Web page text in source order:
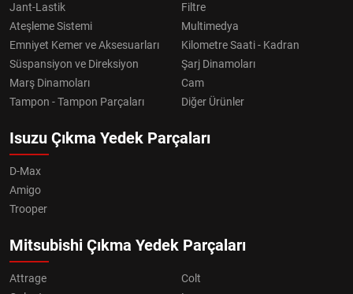
Jant-Lastik
Filtre
Ateşleme Sistemi
Multimedya
Emniyet Kemer ve Aksesuarları
Kilometre Saati - Kadran
Süspansiyon ve Direksiyon
Şarj Dinamoları
Marş Dinamoları
Cam
Tampon - Tampon Parçaları
Diğer Ürünler
Isuzu Çıkma Yedek Parçaları
D-Max
Amigo
Trooper
Mitsubishi Çıkma Yedek Parçaları
Attrage
Colt